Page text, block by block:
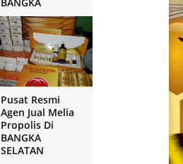
Pusat Resmi
Agen Jual Melia
Propolis Di
BANGKA
SELATAN